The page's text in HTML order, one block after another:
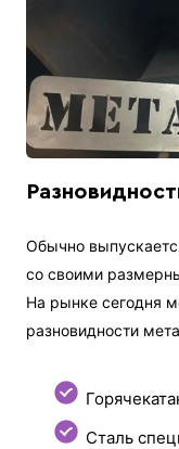
Обычно
со своими
На рынке сегодня
разновидности
Сталь